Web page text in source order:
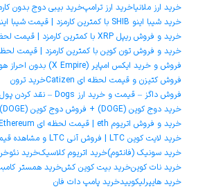
خرید ارز ملانیاخرید ارز ترامپخرید بیبی دوج بدون
خرید شیبا اینو SHIB با کمترین کارمزد | قیمت شیبا اینو | فروش شیبا اینو
خرید و فروش ریپل XRP با کمترین کارمزد | قیمت لحظه‌ای ریپل
خرید و فروش تون کوین با کمترین کارمزد | قیمت
فروش و خرید ایکس امپایر (X Empire) بدون احراز هویت
فروش کتیزن و قیمت لحظه ای Catizen
خرید ترون
فروش داگز – قیمت و خرید ارز Dogs – نقد کردن پول ربات داگز
خرید دوج ‌کوین (DOGE) + فروش دوج ‌کوین (DOGE) | آسان، فوری، با کارمزد نزدیک به صفر
خرید و فروش اتریوم eth | قیمت لحظه ای Ethereum
خرید لایت کوین LTC | فروش آنی LTC و مشاهده قیمت لحظه‌ای
خرید سونیک (فانتوم)خرید اتریوم کلاسیکخرید نئو
خرید نات کوینخرید بیت کوین کشخرید همستر
خرید هایپرلیکوییدخرید پامپ دات فان